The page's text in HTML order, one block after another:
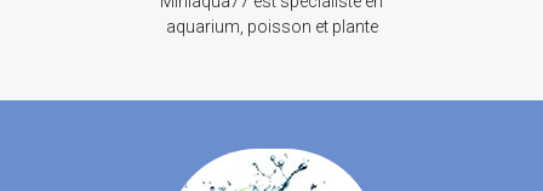
aquarium, poisson et plante